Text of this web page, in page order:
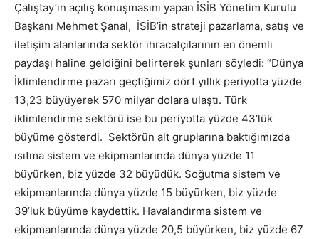
Çalıştay’ın açılış konuşmasını yapan İSİB Yönetim Kurulu
Başkanı Mehmet Şanal, İSİB’in strateji pazarlama, satış ve
iletişim alanlarında sektör ihracatçılarının en önemli
paydaşı haline geldiğini belirterek şunları söyledi: “Dünya
İklimlendirme pazarı geçtiğimiz dört yıllık periyotta yüzde
13,23 büyüyerek 570 milyar dolara ulaştı. Türk
iklimlendirme sektörü ise bu periyotta yüzde 43’lük
büyüme gösterdi. Sektörün alt gruplarına baktığımızda
ısıtma sistem ve ekipmanlarında dünya yüzde 11
büyürken, biz yüzde 32 büyüdük. Soğutma sistem ve
ekipmanlarında dünya yüzde 15 büyürken, biz yüzde
39’luk büyüme kaydettik. Havalandırma sistem ve
ekipmanlarında dünya yüzde 20,5 büyürken, biz yüzde 67